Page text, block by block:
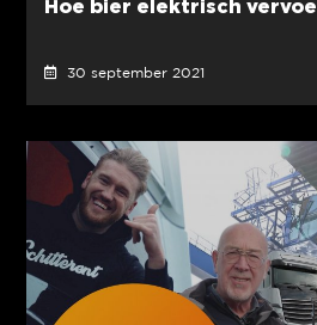
Hoe bier elektrisch
30 september 2021